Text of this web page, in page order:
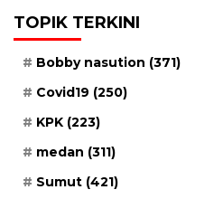
TOPIK TERKINI
Bobby nasution (371)
Covid19 (250)
KPK (223)
medan (311)
Sumut (421)